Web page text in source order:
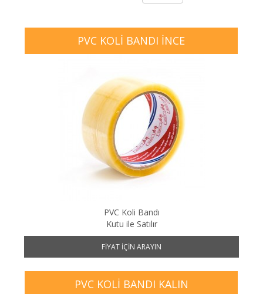
PVC KOLI BANDI İNCE
PVC Koli Bandı
Kutu ile Satılır
FIYAT IÇIN ARAYIN
PVC KOLI BANDI KALIN